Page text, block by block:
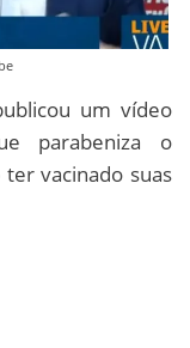
um vídeo
parabeniza o
vacinado suas